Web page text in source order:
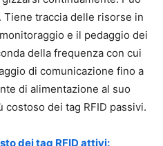
traccia delle risorse in
e il pedaggio dei
della frequenza con cui
di comunicazione fino a
di alimentazione al suo
dei tag RFID passivi.
dei tag RFID attivi: